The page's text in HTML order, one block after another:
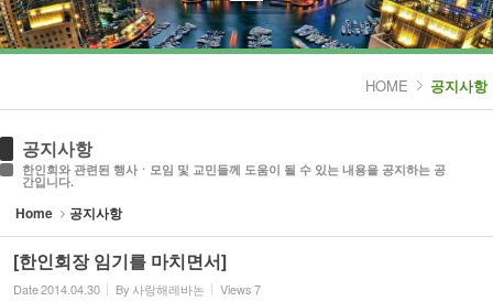
HOME 공지사항
공지사항
한인회와 관련된 행사ㆍ모임 및 교민들께 도움이 될 수 있는 내용을 공지하는 공
간입니다.
Home 공지사항
[한인회장 임기를 마치면서]
Date2014.04.30 By 사랑해레바논 Views7
한글학교
Sketchbook5, 스케치북5